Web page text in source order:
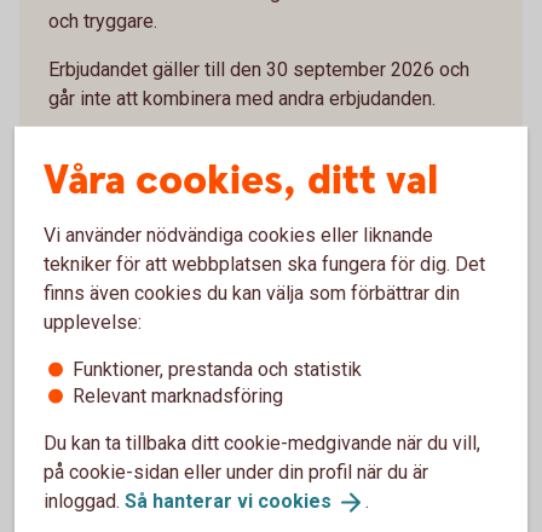
och tryggare.
Erbjudandet gäller till den 30 september 2026 och
går inte att kombinera med andra erbjudanden.
Här kan du läsa mer om
För dig som har bostadslån hos oss
Höj ditt bolån
Funderar du på att renovera eller bygga om? Att höja
bolånet är ofta ett smart sätt att finansiera en renovering.
Våra cookies, ditt val
Vi använder nödvändiga cookies eller liknande
tekniker för att webbplatsen ska fungera för dig. Det
finns även cookies du kan välja som förbättrar din
upplevelse:
Funktioner, prestanda och statistik
Relevant marknadsföring
Du kan ta tillbaka ditt cookie-medgivande när du vill,
på cookie-sidan eller under din profil när du är
inloggad. Så hanterar vi cookies .